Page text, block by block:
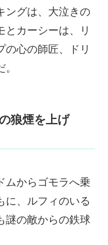
ングは、大泣きの
とカーシーは、リ
の心の師匠、ドリ
狼煙を上げ
ムからゴモラへ乗
に、ルフィのいる
謎の敵からの鉄球